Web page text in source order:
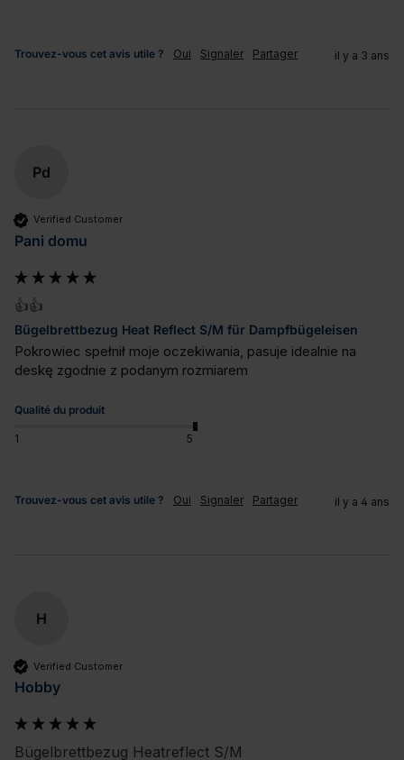
Trouvez-vous cet avis utile ? Oui Signaler Partager il y a 3 ans
Pd
Verified Customer
Pani domu
👍👍
Bügelbrettbezug Heat Reflect S/M für Dampfbügeleisen
Pokrowiec spełnił moje oczekiwania, pasuje idealnie na
deskę zgodnie z podanym rozmiarem
Qualité du produit
1 5
Trouvez-vous cet avis utile ? Oui Signaler Partager il y a 4 ans
H
Verified Customer
Hobby
Bügelbrettbezug Heatreflect S/M